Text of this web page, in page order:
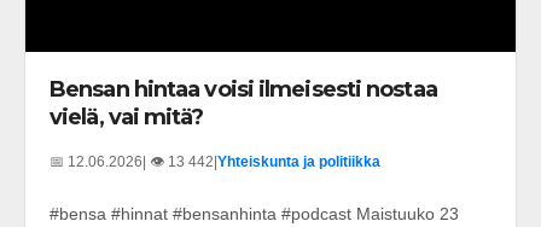
Bensan hintaa voisi ilmeisesti nostaa
vielä, vai mitä?
📅 12.06.2026| 👁️ 13 442|Yhteiskunta ja politiikka
#bensa #hinnat #bensanhinta #podcast Maistuuko 23